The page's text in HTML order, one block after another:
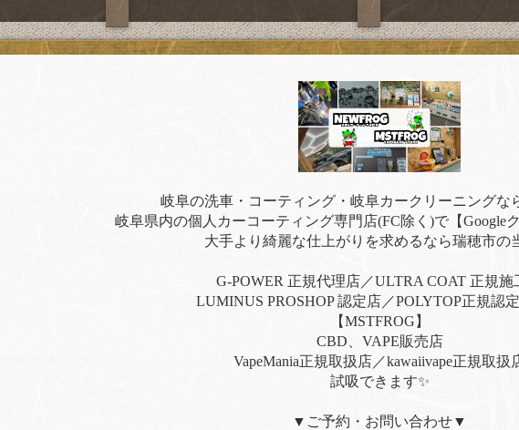
岐阜の洗車・コーティング・岐阜カークリーニングな
岐阜県内の個人カーコーティング専門店(FC除く)で【Google
大手より綺麗な仕上がりを求めるなら瑞穂市の
G-POWER 正規代理店／ULTRA COAT 正規施
LUMINUS PROSHOP 認定店／POLYTOP正規認
【MSTFROG】
CBD、VAPE販売店
VapeMania正規取扱店／kawaiivape正規取扱
試吸できます✨
▼ご予約・お問い合わせ▼